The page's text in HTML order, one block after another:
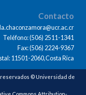
Contacto
Teléfono: (506) 2511-1341
Fax: (506) 2224-9367
11501-2060,Costa Rica
© Universidad de